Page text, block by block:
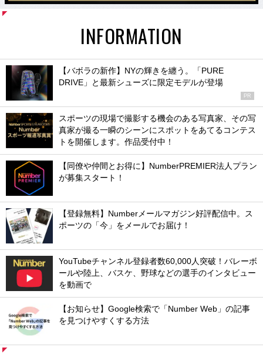
INFORMATION
【バボラの新作】NYの輝きを纏う。「PURE
DRIVE」と最新シューズに限定モデルが登場
PR
スポーツの現場で撮影する機会のある写真家、その写
真家が撮る一瞬のシーンにスポットをあてるコンテス
トを開催します。作品受付中！
【同僚や仲間とお得に】NumberPREMIER法人プラン
が募集スタート！
【登録無料】Numberメールマガジン好評配信中。ス
ポーツの「今」をメールでお届け！
YouTubeチャンネル登録者数60,000人突破！バレーボ
ールや陸上、バスケ、野球などの選手のインタビュー
を動画で
【お知らせ】Google検索で「Number Web」の記事
を見つけやすくする方法